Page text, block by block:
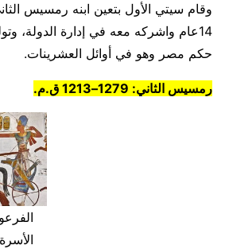
وقام سيتي الأول بتعين ابنه رمسيس
14عام واشركه معه في إدارة الدولة،
حكم مصر وهو في أوائل العشرينات.
رمسيس الثاني: 1279–1213 ق.م.